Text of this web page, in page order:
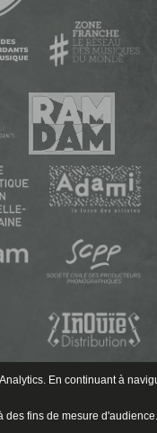
En continuant à
des fins de mesure d'audience.